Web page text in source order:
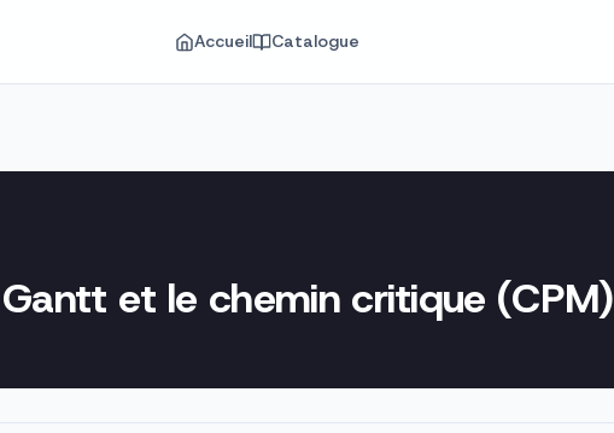
Accueil Catalogue
et le chemin critique (CPM)